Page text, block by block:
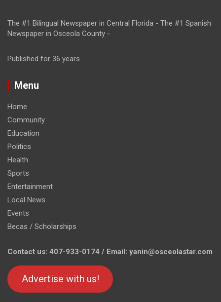
The #1 Bilingual Newspaper in Central Florida - The #1 Spanish
Newspaper in Osceola County -
Published for 36 years
Menu
Home
Community
Education
Politics
Health
Sports
Entertainment
Local News
Events
Becas / Scholarships
Contact us: 407-933-0174 / Email: yanin@osceolastar.com
Advertise with us!